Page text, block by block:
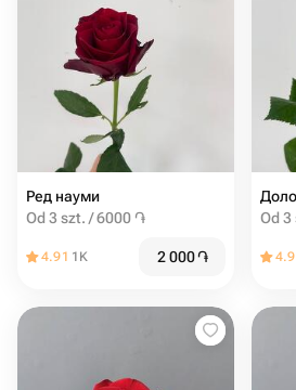
Ред науми
Od 3 szt. / 6000 ֏
4.91 1K 2 000֏
Od